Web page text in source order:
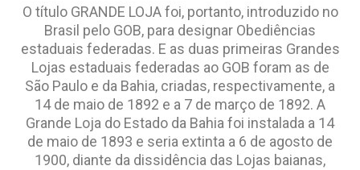
O título GRANDE LOJA foi, portanto, introduzido no
Brasil pelo GOB, para designar Obediências
estaduais federadas. E as duas primeiras Grandes
Lojas estaduais federadas ao GOB foram as de
São Paulo e da Bahia, criadas, respectivamente, a
14 de maio de 1892 e a 7 de março de 1892. A
Grande Loja do Estado da Bahia foi instalada a 14
de maio de 1893 e seria extinta a 6 de agosto de
1900, diante da dissidência das Lojas baianas,